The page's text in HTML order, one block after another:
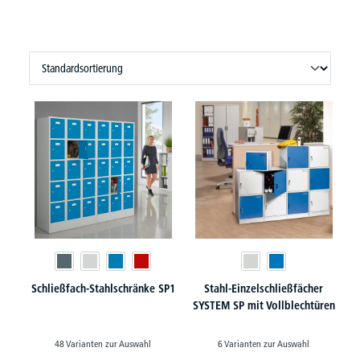
Schließfach-Stahlschränke SP1
48 Varianten zur Auswahl
Stahl-Einzelschließfächer
SYSTEM SP mit Vollblechtüren
6 Varianten zur Auswahl